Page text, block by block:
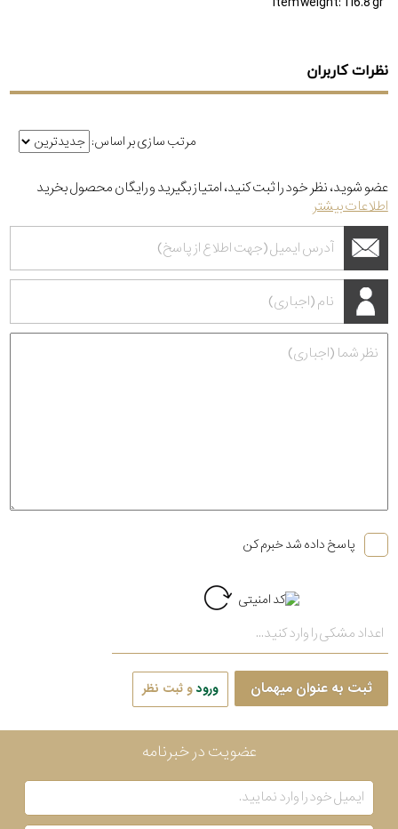
نظرات کاربران
مرتب سازی بر اساس:
عضو شوید، نظر خود را ثبت کنید، امتیاز بگیرید و رایگان محصول بخرید
اطلاعات بیشتر
پاسخ داده شد خبرم کن
ثبت به عنوان میهمان ورودو ثبت نظر
عضویت در خبرنامه